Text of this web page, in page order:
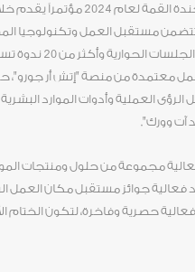
مستقبل العمل وتكنولوجيا
اختيار عدد من
معتمدة من منصة "إتش أر جورو"،
العملية وأدوات الموارد
آت وورك".
فعالية جوائز مستقبل مكان العمل
حصرية وفاخرة، لتكون الختام